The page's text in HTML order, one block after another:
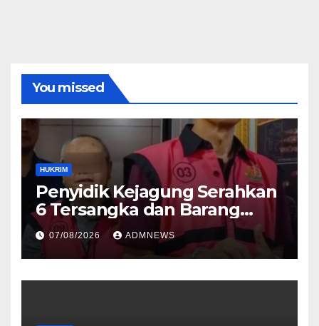
You missed
HUKRIM
Penyidik Kejagung Serahkan
6 Tersangka dan Barang
Bukti Perkara Korupsi
PETRAL, PES dan ISC ke JPU
Kejari Jakarta Pusat
07/08/2026 ADMNEWS